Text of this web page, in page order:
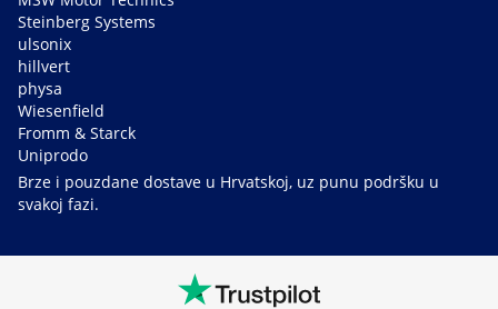
Steinberg Systems
ulsonix
hillvert
physa
Wiesenfield
Fromm & Starck
Uniprodo
Brze i pouzdane dostave u Hrvatskoj, uz punu podršku u
svakoj fazi.